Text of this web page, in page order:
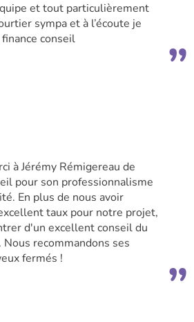
et tout particulièrement
sympa et à l’écoute je
conseil
à Jérémy Rémigereau de
pour son professionnalisme
En plus de nous avoir
taux pour notre projet,
d'un excellent conseil du
recommandons ses
fermés !